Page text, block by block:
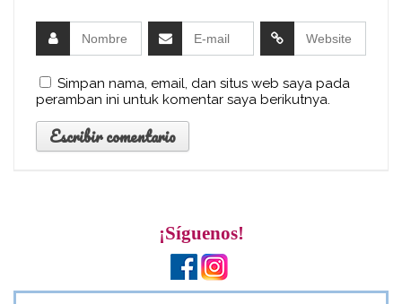
Simpan nama, email, dan situs web saya pada
peramban ini untuk komentar saya berikutnya.
¡Síguenos!